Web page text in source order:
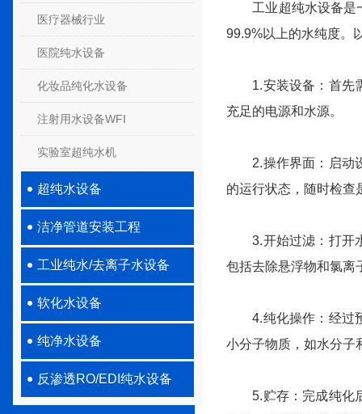
医疗器械行业
医院纯水设备
化妆品纯化水设备
注射用水设备WFI
实验室超纯水机
超纯水设备
洁净管道安装工程
工业纯水/去离子水设备
软化水设备
纯净水设备
反渗透RO/EDI纯水设备
工业超纯水设备是一
99.9%以上的水纯度。
1.安装设备：首先需
充足的电源和水源。
2.操作界面：启动设
的运行状态，随时检查
3.开始过滤：打开水
包括去除悬浮物和氯离
4.纯化操作：经过预
小分子物质，如水分子
5.贮存：完成纯化后